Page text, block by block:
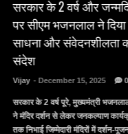
सरकार के 2 वर्ष और
पर सीएम भजनलाल ने दिया
साधना और संवेदनशीलता
संदेश
Vijay - December 15, 2025 0
सरकार के 2 वर्ष पूरे, मुख्यमंत्री
ने मंदिर दर्शन से लेकर जनकल्याण
तक निभाई जिम्मेदारी मंदिरों में दर्शन-